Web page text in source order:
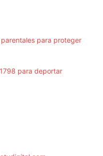
para proteger
para deportar